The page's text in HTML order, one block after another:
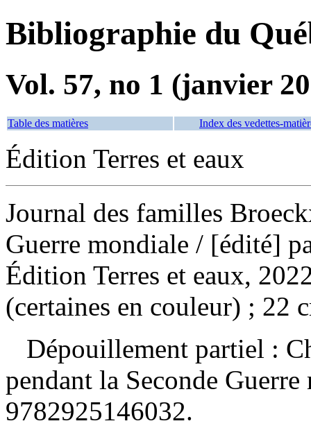
Bibliographie du
Vol. 57, no 1 (janvier
Table des matières Index des vedettes-
Édition Terres et eaux
Journal des familles
Guerre mondiale / [édité]
Édition Terres et eaux,
(certaines en couleur) ; 22
Dépouillement partiel :
pendant la Seconde
9782925146032.